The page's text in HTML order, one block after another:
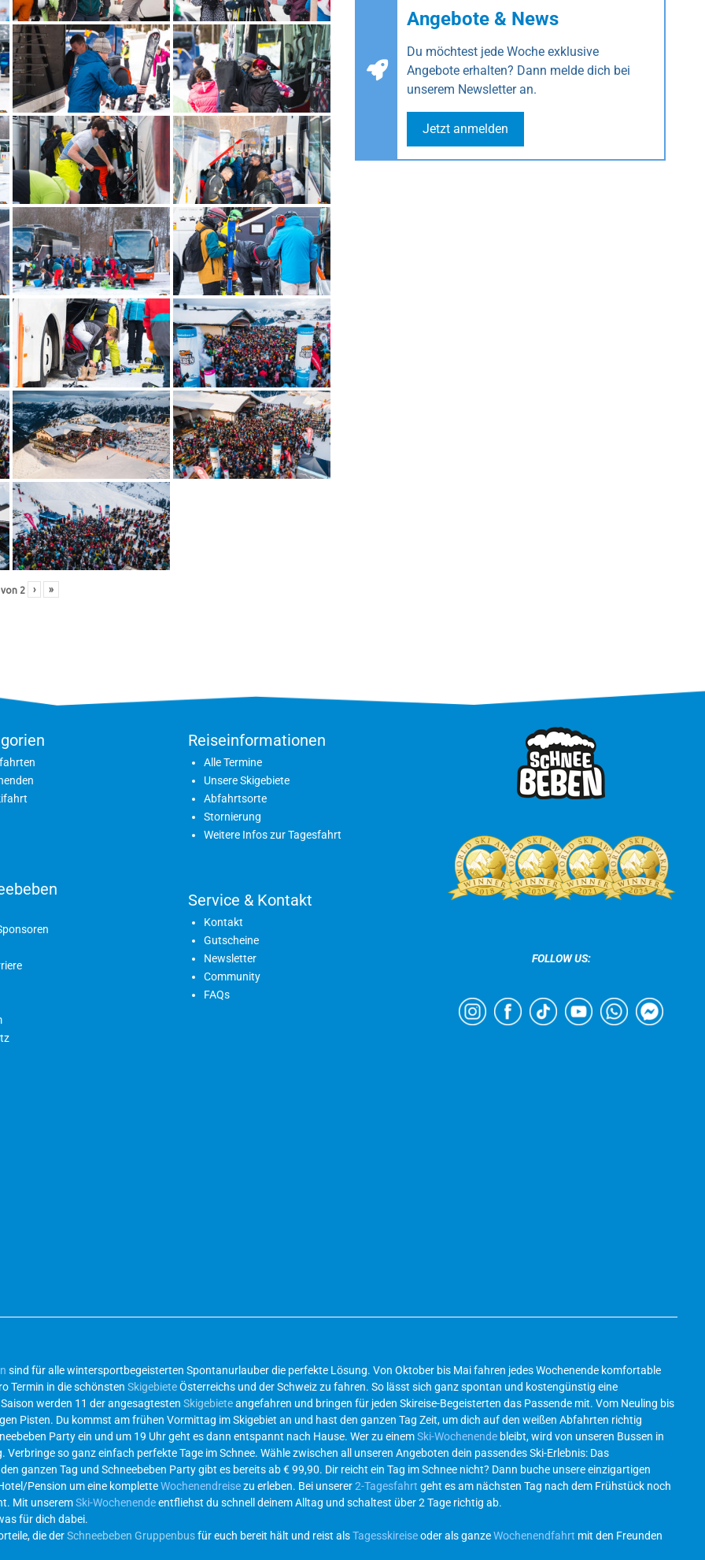
2 › »
Angebote & News
Du möchtest jede Woche exklusive
Angebote erhalten? Dann melde dich bei
unserem Newsletter an.
Jetzt anmelden
Reiseinformationen
Alle Termine
Unsere Skigebiete
Abfahrtsorte
Stornierung
Weitere Infos zur Tagesfahrt
Service & Kontakt
Kontakt
Gutscheine
Newsletter
Community
FAQs
FOLLOW US:
sind für alle wintersportbegeisterten Spontanurlauber die perfekte Lösung. Von Oktober bis Mai fahren jedes Wochenende komfortable
Termin in die schönsten SkigebieteÖsterreichs und der Schweiz zu fahren. So lässt sich ganz spontan und kostengünstig eine
werden 11 der angesagtesten Skigebieteangefahren und bringen für jeden Skireise-Begeisterten das Passende mit. Vom Neuling bis
Pisten. Du kommst am frühen Vormittag im Skigebiet an und hast den ganzen Tag Zeit, um dich auf den weißen Abfahrten richtig
Party ein und um 19 Uhr geht es dann entspannt nach Hause. Wer zu einemSki-Wochenende bleibt, wird von unseren Bussen in
so ganz einfach perfekte Tage im Schnee. Wähle zwischen all unseren Angeboten dein passendes Ski-Erlebnis: Das
ganzen Tag und Schneebeben Party gibt es bereits ab € 99,90. Dir reicht ein Tag im Schnee nicht? Dann buche unsere einzigartigen
Pension um eine kompletteWochenendreisezu erleben. Bei unserer2-Tagesfahrt geht es am nächsten Tag nach dem Frühstück noch
Mit unseremSki-Wochenendeentfliehst du schnell deinem Alltag und schaltest über 2 Tage richtig ab.
für dich dabei.
die derSchneebeben Gruppenbusfür euch bereit hält und reist alsTagesskireiseoder als ganzeWochenendfahrt mit den Freunden